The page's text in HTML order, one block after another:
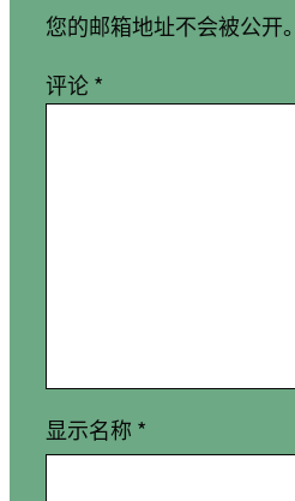
您的邮箱地址不会被公开。
评论*
显示名称 *